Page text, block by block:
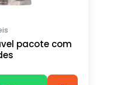
pacote com